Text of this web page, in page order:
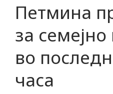
Петмина
за
во
часа